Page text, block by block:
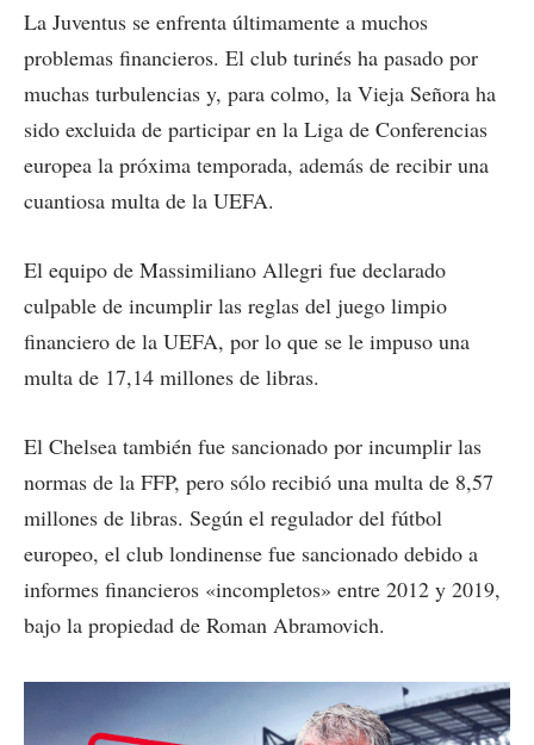
La Juventus se enfrenta últimamente a muchos
problemas financieros. El club turinés ha pasado por
muchas turbulencias y, para colmo, la Vieja Señora ha
sido excluida de participar en la Liga de Conferencias
europea la próxima temporada, además de recibir una
cuantiosa multa de la UEFA.
El equipo de Massimiliano Allegri fue declarado
culpable de incumplir las reglas del juego limpio
financiero de la UEFA, por lo que se le impuso una
multa de 17,14 millones de libras.
El Chelsea también fue sancionado por incumplir las
normas de la FFP, pero sólo recibió una multa de 8,57
millones de libras. Según el regulador del fútbol
europeo, el club londinense fue sancionado debido a
informes financieros «incompletos» entre 2012 y 2019,
bajo la propiedad de Roman Abramovich.